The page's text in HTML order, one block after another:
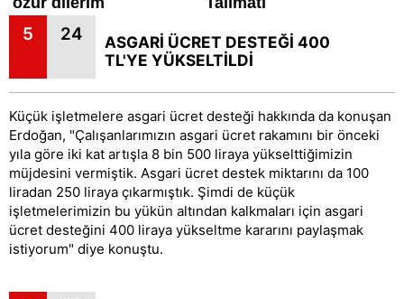
5 24
ASGARİ ÜCRET DESTEĞİ 400
TL'YE YÜKSELTİLDİ
Küçük işletmelere asgari ücret desteği hakkında da konuşan
Erdoğan, "Çalışanlarımızın asgari ücret rakamını bir önceki
yıla göre iki kat artışla 8 bin 500 liraya yükselttiğimizin
müjdesini vermiştik. Asgari ücret destek miktarını da 100
liradan 250 liraya çıkarmıştık. Şimdi de küçük
işletmelerimizin bu yükün altından kalkmaları için asgari
ücret desteğini 400 liraya yükseltme kararını paylaşmak
istiyorum" diye konuştu.